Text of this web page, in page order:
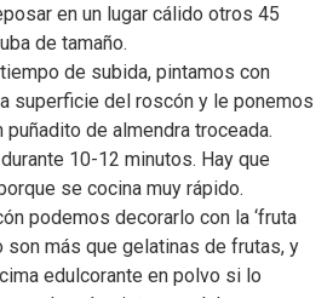
en un lugar cálido otros 45
de tamaño.
de subida, pintamos con
superficie del roscón y le ponemos
de almendra troceada.
10-12 minutos. Hay que
se cocina muy rápido.
podemos decorarlo con la ‘fruta
son más que gelatinas de frutas, y
edulcorante en polvo si lo